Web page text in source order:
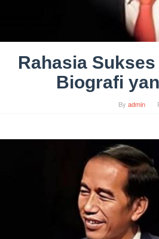
Rahasia
Biografi
By admin